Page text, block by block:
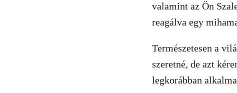
valamint az Ön
reagálva egy
Természetesen a
szeretné, de azt
legkorábban